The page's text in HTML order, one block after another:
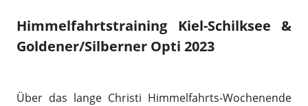
Himmelfahrtstraining Kiel-Schilksee &
Goldener/Silberner Opti 2023
Über das lange Christi Himmelfahrts-Wochenende